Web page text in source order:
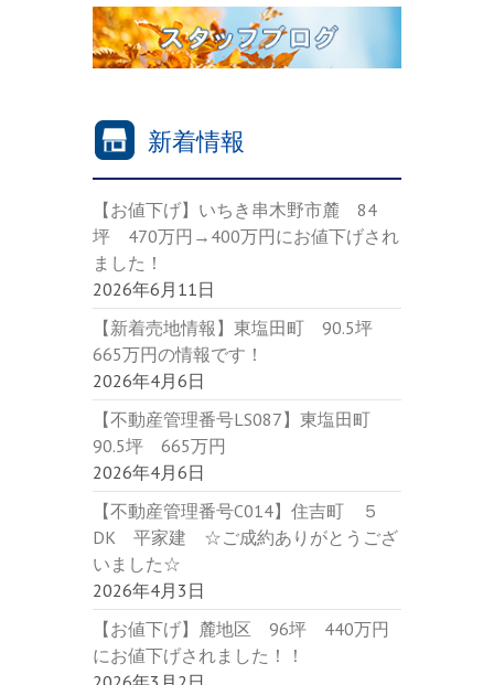
新着情報
【お値下げ】いちき串木野市麓 84
坪 470万円→400万円にお値下げされ
ました！
2026年6月11日
【新着売地情報】東塩田町 90.5坪
665万円の情報です！
2026年4月6日
【不動産管理番号LS087】東塩田町
90.5坪 665万円
2026年4月6日
【不動産管理番号C014】住吉町 ５
DK 平家建 ☆ご成約ありがとうござ
いました☆
2026年4月3日
【お値下げ】麓地区 96坪 440万円
にお値下げされました！！